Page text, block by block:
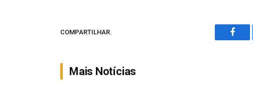
COMPARTILHAR.
Mais Notícias